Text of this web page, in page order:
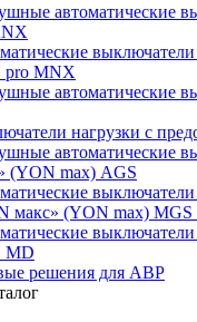
автоматические
pro MNX
автоматические
нагрузки с
автоматические
(YON max) AGS
макс» (YON max) MGS
MD
решения для АВР